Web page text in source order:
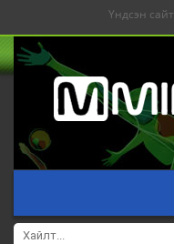
Үндсэн сайт